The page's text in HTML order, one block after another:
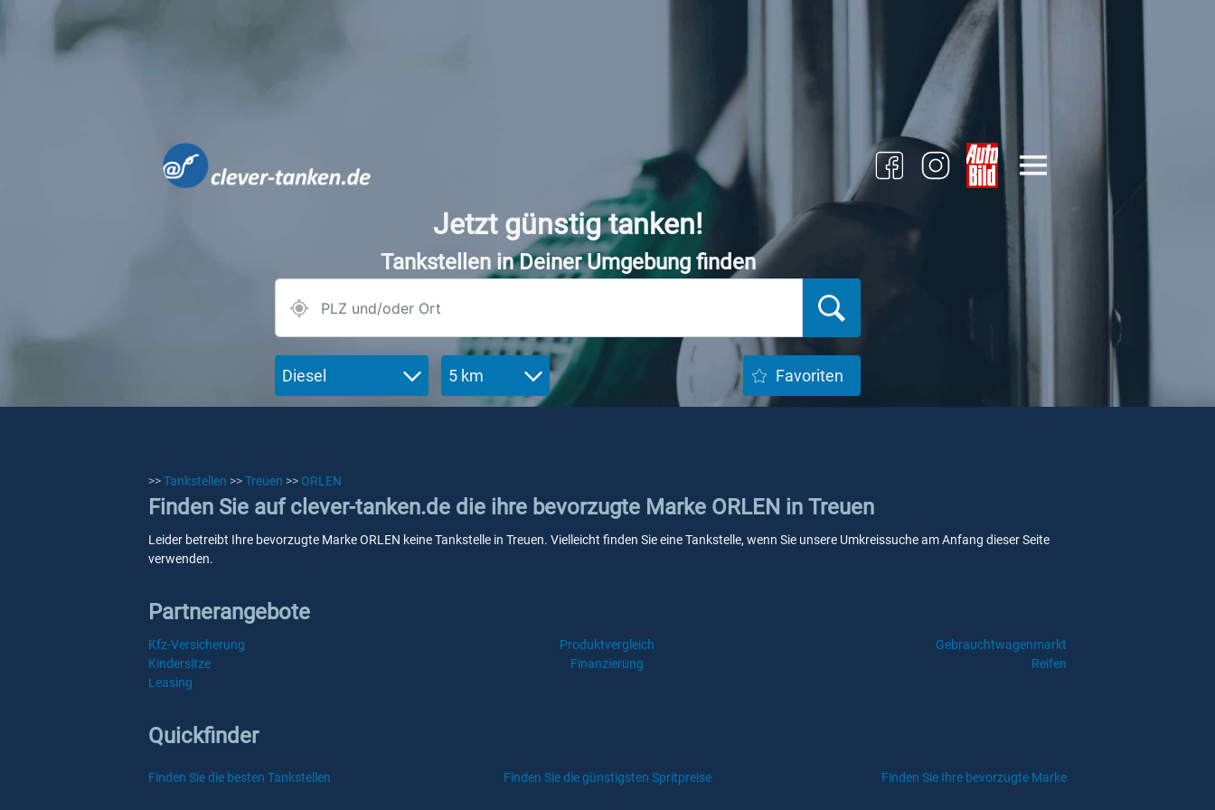
Jetzt günstig tanken!
Tankstellen in Deiner Umgebung finden
Diesel 5 km Favoriten
>>Tankstellen >>Treuen >> ORLEN
Finden Sie auf clever-tanken.de die ihre bevorzugte Marke ORLEN in Treuen
Leider betreibt Ihre bevorzugte Marke ORLEN keine Tankstelle in Treuen. Vielleicht finden Sie eine Tankstelle, wenn Sie unsere Umkreissuche am Anfang dieser Seite
verwenden.
Partnerangebote
Kfz-Versicherung Produktvergleich
Gebrauchtwagenmarkt
Kindersitze
Finanzierung
Reifen
Leasing
Quickfinder
Finden Sie die besten Tankstellen Finden Sie die günstigsten Spritpreise Finden Sie Ihre bevorzugte Marke